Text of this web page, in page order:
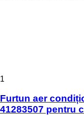
1
Furtun aer
41283507 pentru